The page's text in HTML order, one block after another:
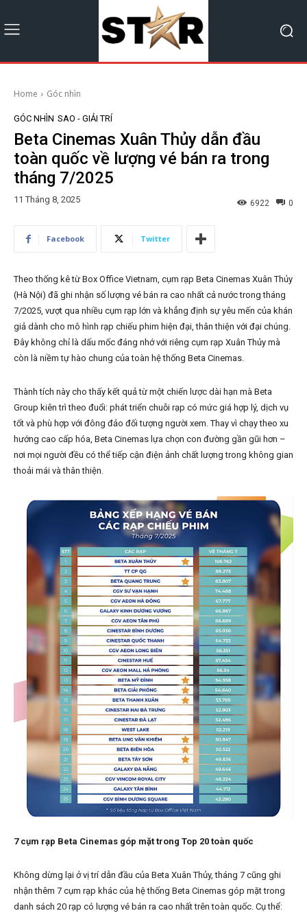
Home Góc nhìn
GÓC NHÌN SAO - GIẢI TRÍ
Beta Cinemas Xuân Thủy dẫn đầu
toàn quốc về lượng vé bán ra trong
tháng 7/2025
11 Tháng 8, 2025 0
6922
Facebook Twitter
Theo thống kê từ Box Office Vietnam, cụm rạp Beta Cinemas Xuân Thủy
(Hà Nội) đã ghi nhận số lượng vé bán ra cao nhất cả nước trong tháng
7/2025, vượt qua nhiều cụm rạp lớn và khẳng định sự yêu mến của khán
giả dành cho mô hình rạp chiếu phim hiện đại, thân thiện với đại chúng.
Đây không chỉ là dấu mốc đáng nhớ với riêng cụm rạp Xuân Thủy mà
còn là niềm tự hào chung của toàn hệ thống Beta Cinemas.
Thành tích này cho thấy kết quả từ một chiến lược dài hạn mà Beta
Group kiên trì theo đuổi: phát triển chuỗi rạp có mức giá hợp lý, dịch vụ
tốt và phù hợp với đông đảo đối tượng người xem. Thay vì chạy theo xu
hướng cao cấp hóa, Beta Cinemas lựa chọn con đường gần gũi hơn –
nơi mọi người đều có thể tiếp cận điện ảnh chất lượng trong không gian
thoải mái và thân thiện.
7 cụm rạp Beta Cinemas góp mặt trong Top 20 toàn quốc
Không dừng lại ở vị trí dẫn đầu của Beta Xuân Thủy, tháng 7 cũng ghi
nhận thêm 7 cụm rạp khác của hệ thống Beta Cinemas góp mặt trong
danh sách 20 rạp có lượng vé bán ra cao nhất trên toàn quốc. Cụ thể: